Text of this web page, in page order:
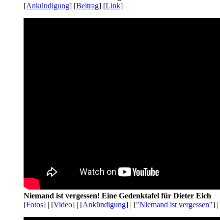
[Ankündigung] [Beitrag] [Link]
Niemand ist vergessen! Eine Gedenktafel für Dieter Eich
[Fotos] | [Video] | [Ankündigung] | ["Niemand ist vergessen"]